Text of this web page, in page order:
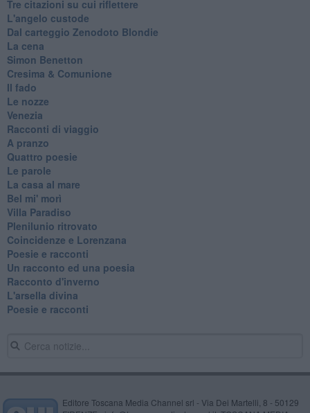
Tre citazioni su cui riflettere
L'angelo custode
Dal carteggio Zenodoto Blondie
La cena
Simon Benetton
Cresima & Comunione
Il fado
Le nozze
Venezia
Racconti di viaggio
A pranzo
Quattro poesie
Le parole
La casa al mare
Bel mi' morì
Villa Paradiso
Plenilunio ritrovato
Coincidenze e Lorenzana
Poesie e racconti
Un racconto ed una poesia
Racconto d'inverno
​L'arsella divina
Poesie e racconti
Editore Toscana Media Channel srl - Via Dei Martelli, 8 - 50129